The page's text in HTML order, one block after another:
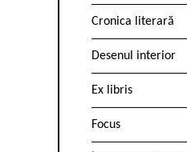
Cronica literară
Desenul interior
Ex libris
Focus